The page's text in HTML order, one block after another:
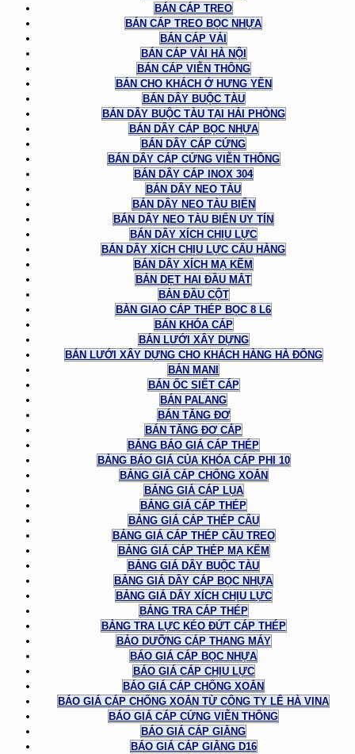
BÁN CÁP TREO
BÁN CÁP TREO BỌC NHỰA
BÁN CÁP VẢI
BÁN CÁP VẢI HÀ NỘI
BÁN CÁP VIỄN THÔNG
BÁN CHO KHÁCH Ở HƯNG YÊN
BÁN DÂY BUỘC TÀU
BÁN DÂY BUỘC TÀU TẠI HẢI PHÒNG
BÁN DÂY CÁP BỌC NHỰA
BÁN DÂY CÁP CỨNG
BÁN DÂY CÁP CỨNG VIỄN THÔNG
BÁN DÂY CÁP INOX 304
BÁN DÂY NEO TÀU
BÁN DÂY NEO TÀU BIỂN
BÁN DÂY NEO TÀU BIỂN UY TÍN
BÁN DÂY XÍCH CHỊU LỰC
BÁN DÂY XÍCH CHỊU LỰC CẨU HÀNG
BÁN DÂY XÍCH MẠ KẼM
BẢN DẸT HAI ĐẦU MẮT
BẢN ĐẦU CỘT
BÀN GIAO CÁP THÉP BỌC 8 L6
BÁN KHÓA CÁP
BÁN LƯỚI XÂY DỰNG
BÁN LƯỚI XÂY DỰNG CHO KHÁCH HÀNG HÀ ĐÔNG
BÁN MANI
BÁN ỐC SIẾT CÁP
BÁN PALANG
BÁN TĂNG ĐƠ
BÁN TĂNG ĐƠ CÁP
BẢNG BÁO GIÁ CÁP THÉP
BẢNG BÁO GIÁ CỦA KHÓA CÁP PHI 10
BẢNG GIÁ CÁP CHỐNG XOẮN
BẢNG GIÁ CÁP LỤA
BẢNG GIÁ CÁP THÉP
BẢNG GIÁ CÁP THÉP CẨU
BẢNG GIÁ CÁP THÉP CẦU TREO
BẢNG GIÁ CÁP THÉP MẠ KẼM
BẢNG GIÁ DÂY BUỘC TÀU
BẢNG GIÁ DÂY CÁP BỌC NHỰA
BẢNG GIÁ DÂY XÍCH CHỊU LỰC
BẢNG TRA CÁP THÉP
BẢNG TRA LỰC KÉO ĐỨT CÁP THÉP
BẢO DƯỠNG CÁP THANG MÁY
BÁO GIÁ CÁP BỌC NHỰA
BÁO GIÁ CÁP CHỊU LỰC
BÁO GIÁ CÁP CHỐNG XOẮN
BÁO GIÁ CÁP CHỐNG XOẮN TỪ CÔNG TY LÊ HÀ VINA
BÁO GIÁ CÁP CỨNG VIỄN THÔNG
BÁO GIÁ CÁP GIẰNG
BÁO GIÁ CÁP GIẰNG D16